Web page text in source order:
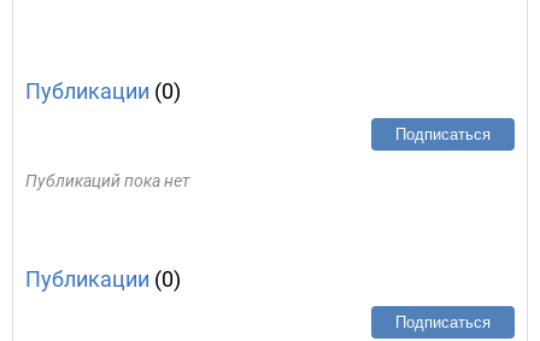
Публикации (0)
Подписаться
Публикаций пока нет
Публикации (0)
Подписаться